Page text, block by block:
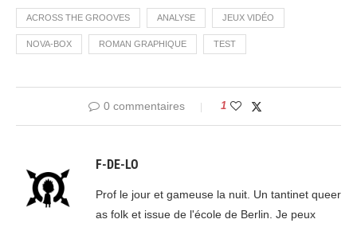
ACROSS THE GROOVES ANALYSE JEUX VIDÉO
NOVA-BOX ROMAN GRAPHIQUE TEST
0 commentaires 1
F-DE-LO
Prof le jour et gameuse la nuit. Un tantinet queer
as folk et issue de l'école de Berlin. Je peux